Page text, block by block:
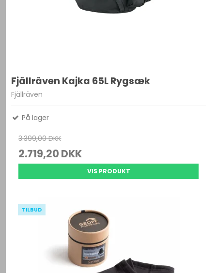
Fjällräven Kajka 65L Rygsæk
Fjällräven
På lager
3.399,00 DKK
2.719,20 DKK
VIS PRODUKT
TILBUD